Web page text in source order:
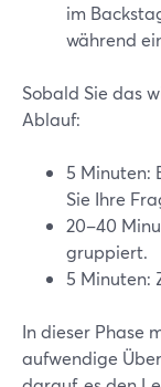
im
während
Sobald Sie das
Ablauf:
5 Minuten:
Sie Ihre
20–40
gruppiert.
5 Minuten:
In dieser Phase
aufwendige